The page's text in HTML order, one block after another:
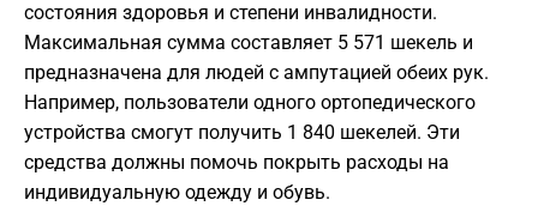
состояния здоровья и степени инвалидности.
Максимальная сумма составляет 5 571 шекель и
предназначена для людей с ампутацией обеих рук.
Например, пользователи одного ортопедического
устройства смогут получить 1 840 шекелей. Эти
средства должны помочь покрыть расходы на
индивидуальную одежду и обувь.